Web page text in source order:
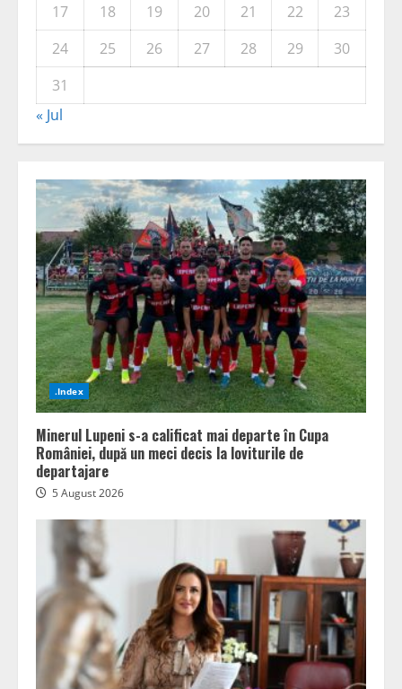
17
18 19 20 21 22
23
24
25 26 27 28 29
30
31
« Jul
.Index
Minerul Lupeni s-a calificat mai departe în Cupa
României, după un meci decis la loviturile de
departajare
5 August 2026